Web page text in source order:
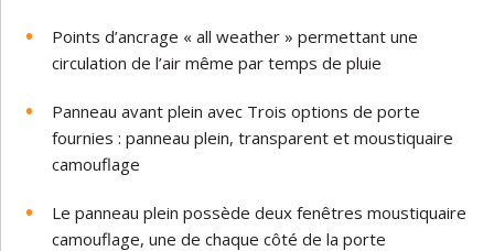
Points d’ancrage « all weather » permettant une
circulation de l’air même par temps de pluie
Panneau avant plein avec Trois options de porte
fournies : panneau plein, transparent et moustiquaire
camouflage
Le panneau plein possède deux fenêtres moustiquaire
camouflage, une de chaque côté de la porte